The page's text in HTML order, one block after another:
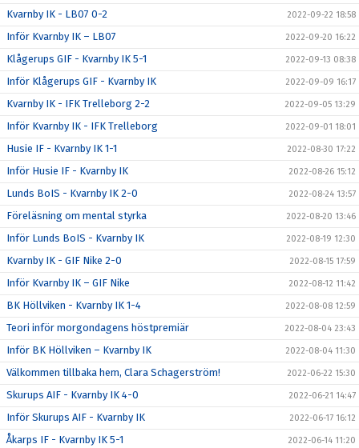
Kvarnby IK - LB07 0-2 2022-09-22 18:58
Inför Kvarnby IK – LB07 2022-09-20 16:22
Klågerups GIF - Kvarnby IK 5-1 2022-09-13 08:38
Inför Klågerups GIF - Kvarnby IK 2022-09-09 16:17
Kvarnby IK - IFK Trelleborg 2-2 2022-09-05 13:29
Inför Kvarnby IK - IFK Trelleborg 2022-09-01 18:01
Husie IF - Kvarnby IK 1-1 2022-08-30 17:22
Inför Husie IF - Kvarnby IK 2022-08-26 15:12
Lunds BoIS - Kvarnby IK 2-0 2022-08-24 13:57
Föreläsning om mental styrka 2022-08-20 13:46
Inför Lunds BoIS - Kvarnby IK 2022-08-19 12:30
Kvarnby IK - GIF Nike 2-0 2022-08-15 17:59
Inför Kvarnby IK – GIF Nike 2022-08-12 11:42
BK Höllviken - Kvarnby IK 1-4 2022-08-08 12:59
Teori inför morgondagens höstpremiär 2022-08-04 23:43
Inför BK Höllviken – Kvarnby IK 2022-08-04 11:30
Välkommen tillbaka hem, Clara Schagerström! 2022-06-22 15:30
Skurups AIF - Kvarnby IK 4-0 2022-06-21 14:47
Inför Skurups AIF - Kvarnby IK 2022-06-17 16:12
Åkarps IF - Kvarnby IK 5-1 2022-06-14 11:20